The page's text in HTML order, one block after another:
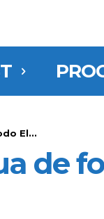
El...
de